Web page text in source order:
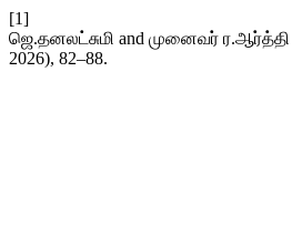
[1]
ஜெ.தனலட்சுமி and முனைவர் ர.ஆர்த்தி
2026), 82–88.